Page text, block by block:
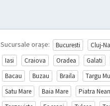
Sucursale orașe: Bucuresti Cluj-
Iasi
Craiova Oradea Galati
Bacau
Buzau Braila Targu
Satu Mare
Baia Mare Piatra